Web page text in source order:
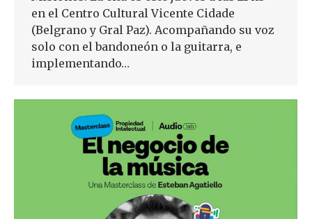
en el Centro Cultural Vicente Cidade
(Belgrano y Gral Paz). Acompañando su voz
solo con el bandoneón o la guitarra, e
implementando…